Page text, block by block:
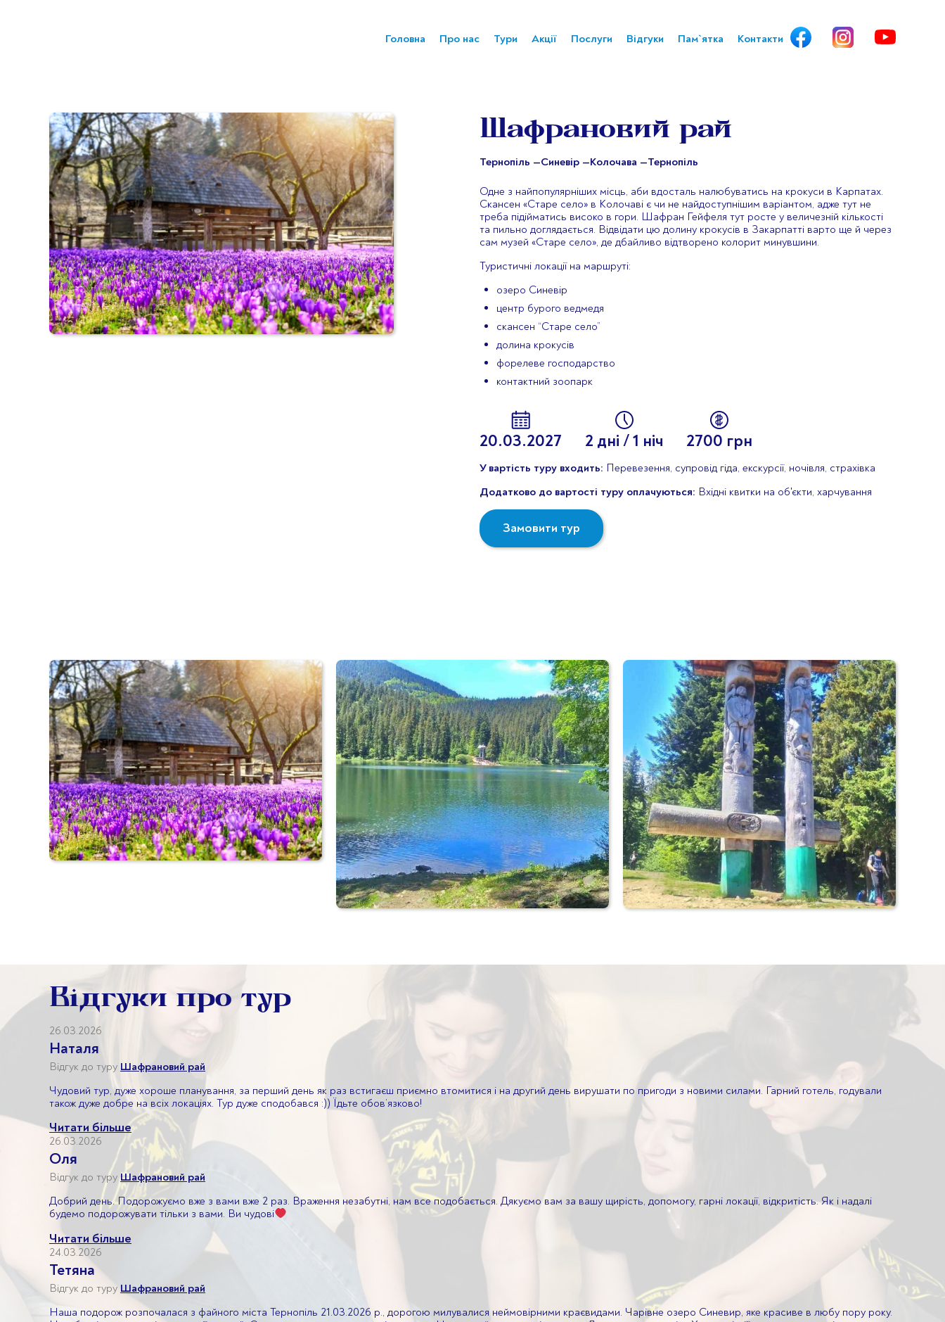
Головна Про нас Тури Акції Послуги Відгуки Пам`ятка Контакти
Шафрановий рай
Тернопіль —Синевір —Колочава —Тернопіль
Одне з найпопулярніших місць, аби вдосталь налюбуватись на крокуси в Карпатах.
Скансен «Старе село» в Колочаві є чи не найдоступнішим варіантом, адже тут не
треба підійматись високо в гори. Шафран Гейфеля тут росте у величезній кількості
та пильно доглядається. Відвідати цю долину крокусів в Закарпатті варто ще й через
сам музей «Старе село», де дбайливо відтворено колорит минувшини.
Туристичні локації на маршруті:
озеро Синевір
центр бурого ведмедя
скансен “Старе село”
долина крокусів
форелеве господарство
контактний зоопарк
20.03.2027 2 дні / 1 ніч 2700 грн
У вартість туру входить: Перевезення, супровід гіда, екскурсії, ночівля, страхівка
Додатково до вартості туру оплачуються: Вхідні квитки на об'єкти, харчування
Замовити тур
Відгуки про тур
26.03.2026
Наталя
Відгук до туру Шафрановий рай
Чудовий тур, дуже хороше планування, за перший день як раз встигаєш приємно втомитися і на другий день вирушати по пригоди з новими силами. Гарний готель, годували
також дуже добре на всіх локаціях. Тур дуже сподобався :)) Їдьте обов’язково!
Читати більше
26.03.2026
Оля
Відгук до туруШафрановий рай
Добрий день. Подорожуємо вже з вами вже 2 раз. Враження незабутні, нам все подобається. Дякуємо вам за вашу щирість, допомогу, гарні локації, відкритість. Як і надалі
будемо подорожувати тільки з вами. Ви чудові
Читати більше
24.03.2026
Тетяна
Відгук до туру Шафрановий рай
Наша подорож розпочалася з файного міста Тернопіль 21.03.2026 р., дорогою милувалися неймовірними краєвидами. Чарівне озеро Синевир, яке красиве в любу пору року.